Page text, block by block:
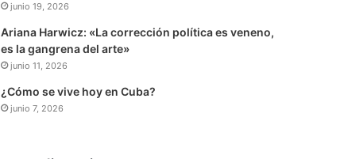
junio 19, 2026
Ariana Harwicz: «La corrección política es veneno,
es la gangrena del arte»
junio 11, 2026
¿Cómo se vive hoy en Cuba?
junio 7, 2026